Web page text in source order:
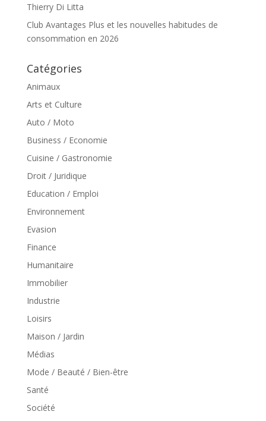
Thierry Di Litta
Club Avantages Plus et les nouvelles habitudes de
consommation en 2026
Catégories
Animaux
Arts et Culture
Auto / Moto
Business / Economie
Cuisine / Gastronomie
Droit / Juridique
Education / Emploi
Environnement
Evasion
Finance
Humanitaire
Immobilier
Industrie
Loisirs
Maison / Jardin
Médias
Mode / Beauté / Bien-être
Santé
Société